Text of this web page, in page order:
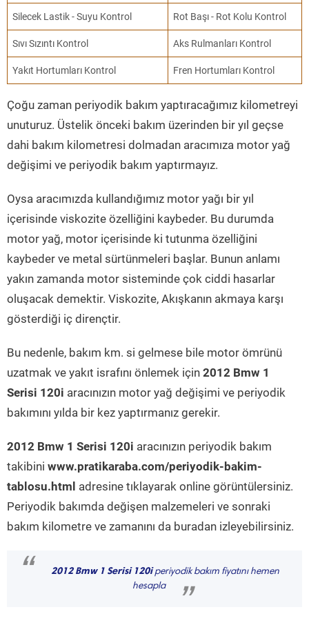
Silecek Lastik - Suyu Kontrol Rot Başı - Rot Kolu Kontrol
Sıvı Sızıntı Kontrol Aks Rulmanları Kontrol
Yakıt Hortumları Kontrol Fren Hortumları Kontrol
Çoğu zaman periyodik bakım yaptıracağımız kilometreyi
unuturuz. Üstelik önceki bakım üzerinden bir yıl geçse
dahi bakım kilometresi dolmadan aracımıza motor yağ
değişimi ve periyodik bakım yaptırmayız.
Oysa aracımızda kullandığımız motor yağı bir yıl
içerisinde viskozite özelliğini kaybeder. Bu durumda
motor yağ, motor içerisinde ki tutunma özelliğini
kaybeder ve metal sürtünmeleri başlar. Bunun anlamı
yakın zamanda motor sisteminde çok ciddi hasarlar
oluşacak demektir. Viskozite, Akışkanın akmaya karşı
gösterdiği iç dirençtir.
Bu nedenle, bakım km. si gelmese bile motor ömrünü
uzatmak ve yakıt israfını önlemek için 2012 Bmw 1
Serisi 120i aracınızın motor yağ değişimi ve periyodik
bakımını yılda bir kez yaptırmanız gerekir.
2012 Bmw 1 Serisi 120i aracınızın periyodik bakım
takibini www.pratikaraba.com/periyodik-bakim-
tablosu.html adresine tıklayarak online görüntülersiniz.
Periyodik bakımda değişen malzemeleri ve sonraki
bakım kilometre ve zamanını da buradan izleyebilirsiniz.
“ 2012 Bmw 1 Serisi 120iperiyodik bakım fiyatını hemen
hesapla
”